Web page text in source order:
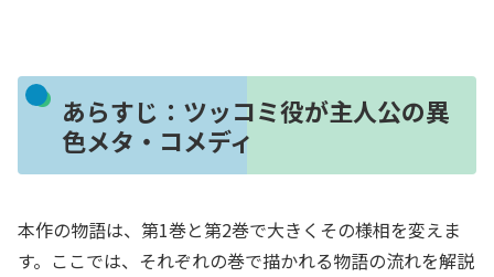
あらすじ：ツッコミ役が主人公の異
色メタ・コメディ
本作の物語は、第1巻と第2巻で大きくその様相を変えま
す。ここでは、それぞれの巻で描かれる物語の流れを解説